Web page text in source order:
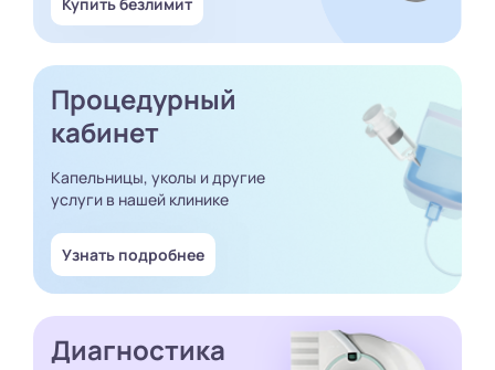
Процедурный
кабинет
Капельницы, уколы и другие
услуги в нашей клинике
Узнать подробнее
Диагностика